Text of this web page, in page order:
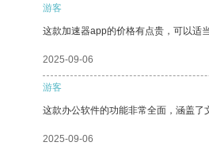
游客
这款加速器app的价格有点贵，可以适
2025-09-06
游客
这款办公软件的功能非常全面，涵盖了
2025-09-06